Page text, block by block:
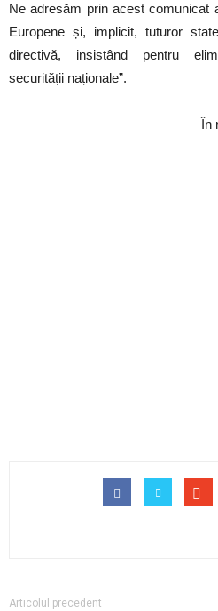
Ne adresăm prin acest comunicat
Europene și, implicit, tuturor
directivă, insistând pentru
securității naționale”.
În
Articolul precedent